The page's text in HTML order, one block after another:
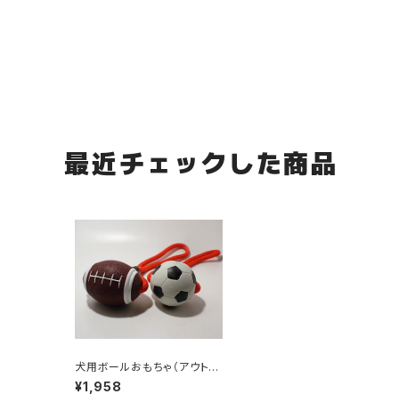
最近チェックした商品
犬用ボールおもちゃ（アウトレ
ット）／ロープ付きスポーツラ
バーボール
¥1,958